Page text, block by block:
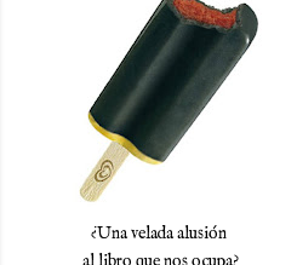
¿Una velada alusión